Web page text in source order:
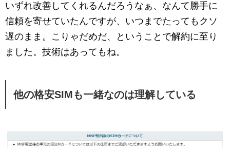
いずれ改善してくれるんだろうなぁ、なんて勝手に
信頼を寄せていたんですが、いつまでたってもクソ
遅のまま。こりゃだめだ、ということで解約に至り
ました。技術はあってもね。
他の格安SIMも一緒なのは理解している